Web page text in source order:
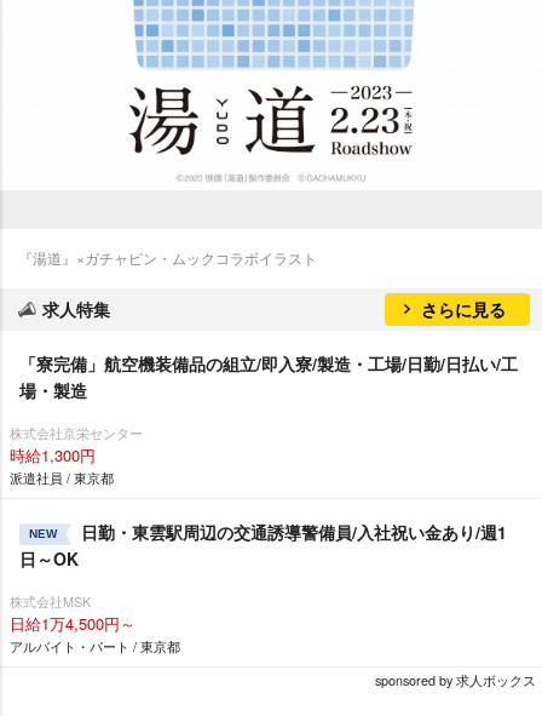
『湯道』×ガチャピン・ムックコラボイラスト
求人特集 さらに見る
「寮完備」航空機装備品の組立/即入寮/製造・工場/日勤/日払い/工
場・製造
株式会社京栄センター
時給1,300円
派遣社員 / 東京都
NEW
日勤・東雲駅周辺の交通誘導警備員/入社祝い金あり/週1
日～OK
株式会社MSK
日給1万4,500円～
アルバイト・パート / 東京都
sponsored by 求人ボックス